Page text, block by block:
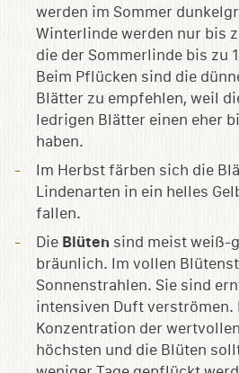
werden im Sommer
Winterlinde werden nur bis
die der Sommerlinde bis zu
Beim Pflücken sind die
Blätter zu empfehlen, weil
ledrigen Blätter einen eher
haben.
Im Herbst färben sich die
Lindenarten in ein helles
fallen.
Die Blüten sind meist weiß-
bräunlich. Im vollen
Sonnenstrahlen. Sie sind
intensiven Duft verströmen.
Konzentration der
höchsten und die Blüten